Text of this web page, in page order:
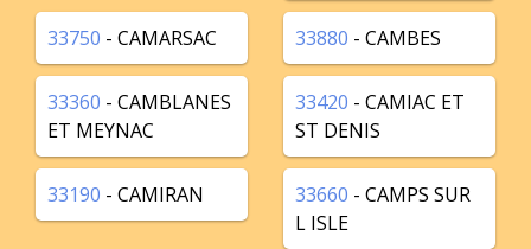
33750 - CAMARSAC 33880 - CAMBES
33360 - CAMBLANES
ET MEYNAC
33420 - CAMIAC ET
ST DENIS
33190 - CAMIRAN 33660 - CAMPS SUR
L ISLE